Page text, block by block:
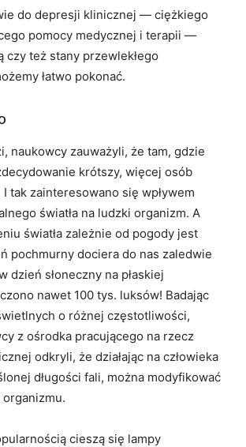
do depresji klinicznej — ciężkiego
pomocy medycznej i terapii —
czy też stany przewlekłego
łatwo pokonać.
naukowcy zauważyli, że tam, gdzie
krótszy, więcej osób
tak zainteresowano się wpływem
światła na ludzki organizm. A
światła zależnie od pogody jest
pochmurny dociera do nas zaledwie
dzień słoneczny na płaskiej
nawet 100 tys. luksów! Badając
o różnej częstotliwości,
z ośrodka pracującego na rzecz
odkryli, że działając na człowieka
długości fali, można modyfikować
cieszą się lampy